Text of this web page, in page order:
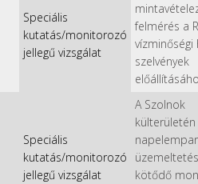
Speciális
kutatás/monitorozó
jellegű vizsgálat
felmérés a
vízminőségi
szelvények
Speciális
kutatás/monitorozó
jellegű vizsgálat
A Szolnok
kötődő